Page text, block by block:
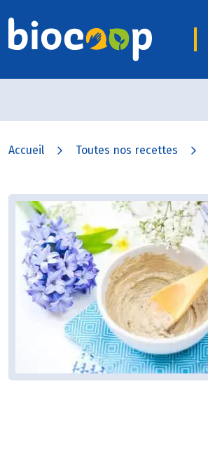
Accueil Toutes nos recettes